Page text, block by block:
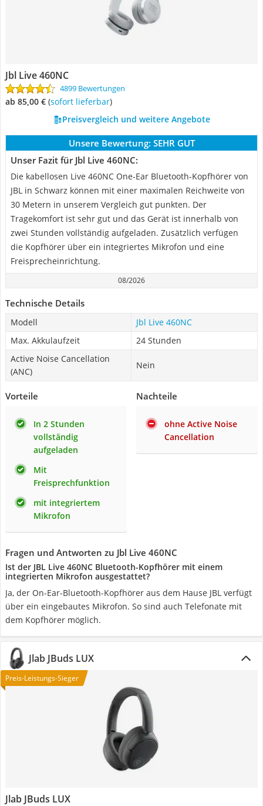
Jbl Live 460NC
4899 Bewertungen
ab 85,00 € ( Sofort lieferbar)
Preisvergleich und weitere Angebote
Unsere Bewertung: SEHR GUT
Unser Fazit für Jbl Live 460NC:
Die kabellosen Live 460NC One-Ear Bluetooth-Kopfhörer von
JBL in Schwarz können mit einer maximalen Reichweite von
30 Metern in unserem Vergleich gut punkten. Der
Tragekomfort ist sehr gut und das Gerät ist innerhalb von
zwei Stunden vollständig aufgeladen. Zusätzlich verfügen
die Kopfhörer über ein integriertes Mikrofon und eine
Freisprecheinrichtung.
08/2026
Technische Details
Modell
Jbl Live 460NC
Max. Akkulaufzeit
24 Stunden
Active Noise Cancellation
(ANC)
Nein
Vorteile
In 2 Stunden
vollständig
aufgeladen
Mit
Freisprechfunktion
mit integriertem
Mikrofon
Nachteile
ohne Active Noise
Cancellation
Fragen und Antworten zu Jbl Live 460NC
Ist der JBL Live 460NC Bluetooth-Kopfhörer mit einem
integrierten Mikrofon ausgestattet?
Ja, der On-Ear-Bluetooth-Kopfhörer aus dem Hause JBL verfügt
über ein eingebautes Mikrofon. So sind auch Telefonate mit
dem Kopfhörer möglich.
Jlab JBuds LUX
Preis-Leistungs-Sieger
Jlab JBuds LUX